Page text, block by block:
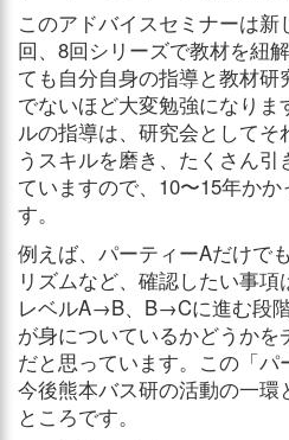
このアドバイスセミナーは新
回、8回シリーズで教材を紐
ても自分自身の指導と教材
でないほど大変勉強になり
ルの指導は、研究会としてそ
うスキルを磨き、たくさん引
ていますので、10〜15年か
す。
例えば、パーティーAだけで
リズムなど、確認したい事項
レベルA→B、B→Cに進む段
が身についているかどうか
だと思っています。この「
今後熊本バス研の活動の一環
ところです。